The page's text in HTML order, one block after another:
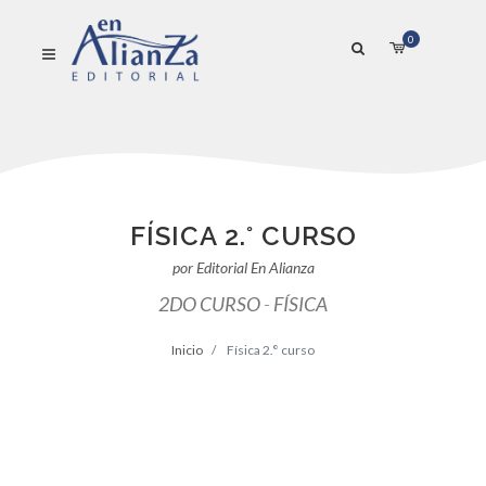
0
FÍSICA 2.° CURSO
por Editorial En Alianza
2DO CURSO- FÍSICA
Inicio Física 2.° curso